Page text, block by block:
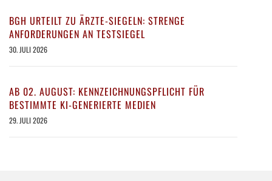
BGH URTEILT ZU ÄRZTE-SIEGELN: STRENGE
ANFORDERUNGEN AN TESTSIEGEL
30. JULI 2026
AB 02. AUGUST: KENNZEICHNUNGSPFLICHT FÜR
BESTIMMTE KI-GENERIERTE MEDIEN
29. JULI 2026